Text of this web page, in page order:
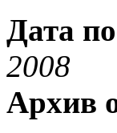
Дата
2008
Архив